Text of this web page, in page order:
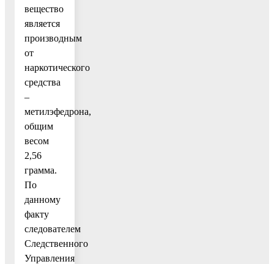
вещество
является
производным
от
наркотического
средства
–
метилэфедрона,
общим
весом
2,56
грамма.
По
данному
факту
следователем
Следственного
Управления